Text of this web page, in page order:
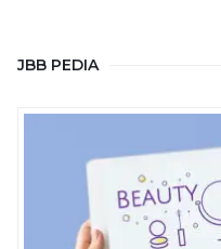
JBB PEDIA